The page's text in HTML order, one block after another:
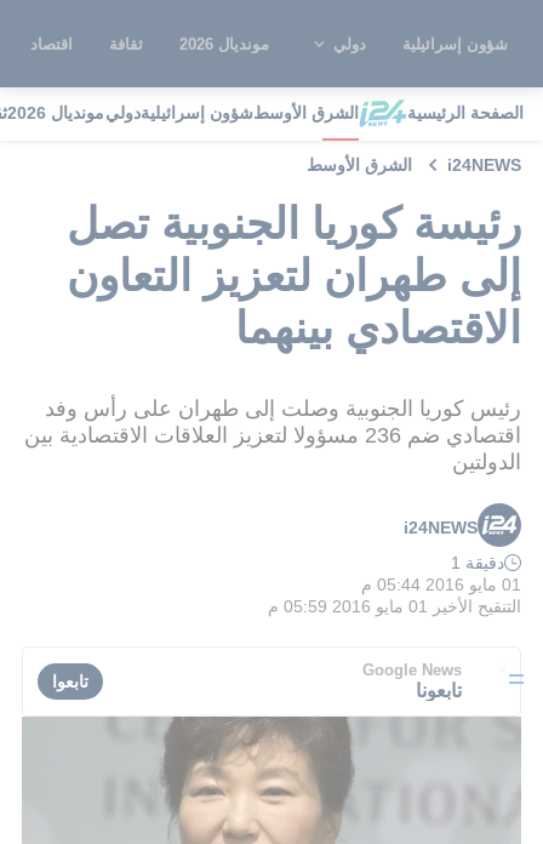
شؤون إسرائيلية دولي مونديال 2026 ثقافة اقتصاد
الصفحة الرئيسية الشرق الأوسطشؤون إسرائيليةدوليمونديال 2026
i24NEWS الشرق الأوسط
رئيسة كوريا الجنوبية تصل
إلى طهران لتعزيز التعاون
الاقتصادي بينهما
رئيس كوريا الجنوبية وصلت إلى طهران على رأس وفد
اقتصادي ضم 236 مسؤولا لتعزيز العلاقات الاقتصادية بين
الدولتين
i24NEWS
دقيقة 1
01 مايو 2016 05:44 م
التنقيح الأخير
01 مايو 2016 05:59 م
Google News
تابعونا تابعوا